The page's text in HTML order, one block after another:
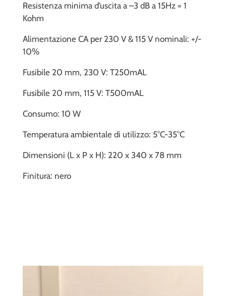
Resistenza minima d’uscita a –3 dB a 15Hz = 1
Kohm
Alimentazione CA per 230 V & 115 V nominali: +/-
10%
Fusibile 20 mm, 230 V: T250mAL
Fusibile 20 mm, 115 V: T500mAL
Consumo: 10 W
Temperatura ambientale di utilizzo: 5°C-35°C
Dimensioni (L x P x H): 220 x 340 x 78 mm
Finitura: nero